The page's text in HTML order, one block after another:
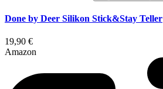
Done by Deer Silikon Stick&Stay Teller
19,90 €
Amazon